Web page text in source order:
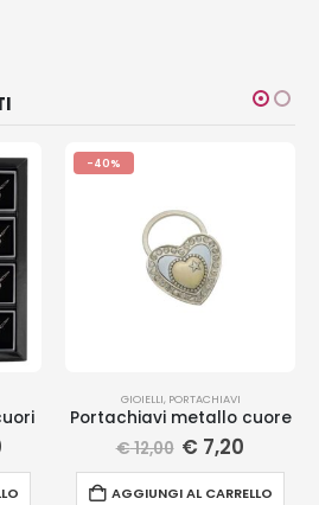
-40%
GIOIELLI, PORTACHIAVI
Portachiavi metallo cuore
€12,00 € 7,20
AGGIUNGI AL CARRELLO